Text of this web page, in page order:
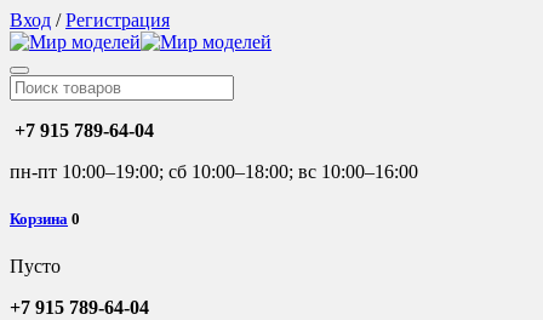
Вход /Регистрация
+7 915 789-64-04
пн-пт 10:00–19:00; сб 10:00–18:00; вс 10:00–16:00
Корзина 0
Пусто
+7 915 789-64-04